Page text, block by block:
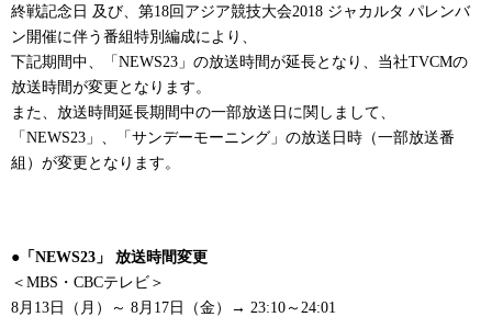
終戦記念日 及び、第18回アジア競技大会2018 ジャカルタ パレンバ
ン開催に伴う番組特別編成により、
下記期間中、「NEWS23」の放送時間が延長となり、当社TVCMの
放送時間が変更となります。
また、放送時間延長期間中の一部放送日に関しまして、
「NEWS23」、「サンデーモーニング」の放送日時（一部放送番
組）が変更となります。
●「NEWS23」 放送時間変更
＜MBS・CBCテレビ＞
8月13日（月）～ 8月17日（金）→ 23:10～24:01